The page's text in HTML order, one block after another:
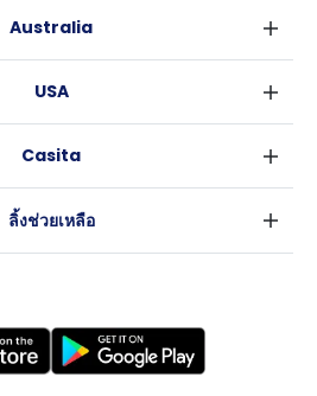
เอดินเบอระ
ลีดส์
โคเวนทรี
เลสเตอร์
Australia
บริสเบน
อะเดลายด์
USA
แอตแลนตา
Casita
ลิ้งช่วยเหลือ